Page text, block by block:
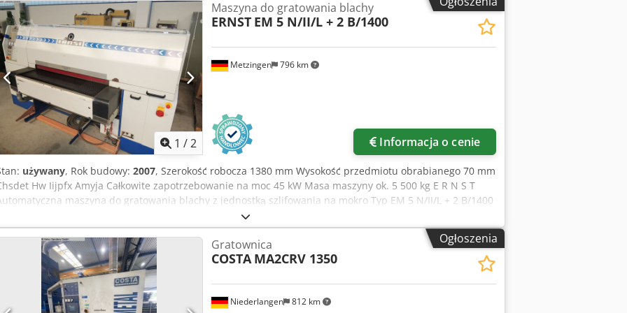
1 /2
Metzingen 796 km
Maszyna do gratowania blachy
ERNST EM 5 N/II/L + 2 B/1400
Informacja o cenie
używany, Rok budowy: 2007, Szerokość robocza 1380 mm Wysokość przedmiotu obrabianego 70 mm
Hw Iijpfx Amyja Całkowite zapotrzebowanie na moc 45 kW Masa maszyny ok. 5 500 kg E R N S T
maszyna do gratowania blachy z jednostką szlifowania na mokro Typ EM 5 N/II/L + 2 B/1400
Rok produkcji 2007 Nr seryjny 780063 _____ Szerokość szlifowania ok. 1.380 mm Szerokość rolki 1400 mm
obrabianego przedmiotu maks. 1 - 70 mm Prędkość posuwu ok. 1,5 - 8 m/min. Składa się z 5
elementów roboczych: Oscylacyjny walec szlifierski do pokrycia tkaniną szlifierską (włókniną szlifierską) Ø
450 mm, 1400 mm szerokości x 1540 długości, z pneumatycznie regulowanym naprężeniem taśmy naciąg
taśmy, napęd 11 kW Zespół walca szczotkowego z dwoma wałkami szczotkowymi pracującymi względem
siebie Ø 350 mm, napęd 2 x 5,5 kW, lamele szlifierskie lub lamelowa włóknina szlifierska, regulowane w
przypadku zużycia. Zespół wałka szczotkowego do montażu 2 wałków o Ø 250 mm, napęd 2 x 5,5 kW, rolki
Ogłoszenia
Niederlangen 812 km
Gratownica
COSTA MA2CRV 1350